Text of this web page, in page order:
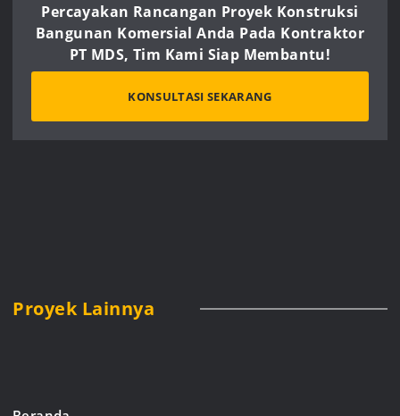
Percayakan Rancangan Proyek Konstruksi
Bangunan Komersial Anda Pada Kontraktor
PT MDS, Tim Kami Siap Membantu!
KONSULTASI SEKARANG
Proyek Lainnya